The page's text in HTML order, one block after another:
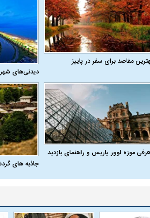
مقاصد برای سفر در پاییز
دیدنی‌های
موزه لوور پاریس و راهنمای بازدید
جاذبه های
مرگ دلخراش دختر ۱۸ ساله بر اثر برق
کشته شدند
استقلال در آستانه پیوستن به
دلیل غیبت دو
دیدار